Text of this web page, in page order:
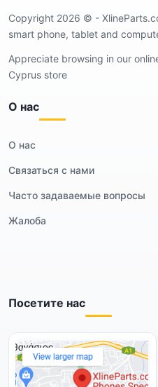
Copyright 2026 ©️ -
smart phone, tablet and
Appreciate browsing in our
Cyprus store
О нас
О нас
Связаться с нами
Часто задаваемые вопросы
Жалоба
Посетите нас